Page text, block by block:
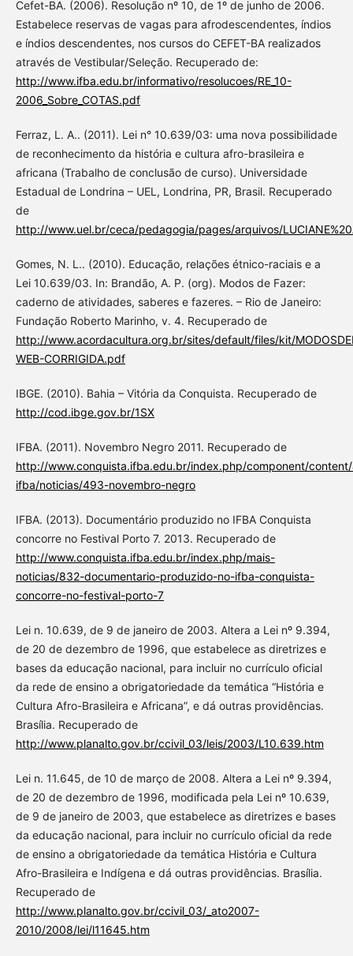
Cefet-BA. (2006). Resolução nº 10, de 1º de junho de 2006.
Estabelece reservas de vagas para afrodescendentes, índios
e índios descendentes, nos cursos do CEFET-BA realizados
através de Vestibular/Seleção. Recuperado de:
http://www.ifba.edu.br/informativo/resolucoes/RE_10-
2006_Sobre_COTAS.pdf
Ferraz, L. A.. (2011). Lei n° 10.639/03: uma nova possibilidade
de reconhecimento da história e cultura afro-brasileira e
africana (Trabalho de conclusão de curso). Universidade
Estadual de Londrina – UEL, Londrina, PR, Brasil. Recuperado
de
http://www.uel.br/ceca/pedagogia/pages/arquivos/
Gomes, N. L.. (2010). Educação, relações étnico-raciais e a
Lei 10.639/03. In: Brandão, A. P. (org). Modos de Fazer:
caderno de atividades, saberes e fazeres. – Rio de Janeiro:
Fundação Roberto Marinho, v. 4. Recuperado de
http://www.acordacultura.org.br/sites/default/files/kit/
WEB-CORRIGIDA.pdf
IBGE. (2010). Bahia – Vitória da Conquista. Recuperado de
http://cod.ibge.gov.br/1SX
IFBA. (2011). Novembro Negro 2011. Recuperado de
http://www.conquista.ifba.edu.br/index.php/component/
ifba/noticias/493-novembro-negro
IFBA. (2013). Documentário produzido no IFBA Conquista
concorre no Festival Porto 7. 2013. Recuperado de
http://www.conquista.ifba.edu.br/index.php/mais-
noticias/832-documentario-produzido-no-ifba-conquista-
concorre-no-festival-porto-7
Lei n. 10.639, de 9 de janeiro de 2003. Altera a Lei nº 9.394,
de 20 de dezembro de 1996, que estabelece as diretrizes e
bases da educação nacional, para incluir no currículo oficial
da rede de ensino a obrigatoriedade da temática “História e
Cultura Afro-Brasileira e Africana”, e dá outras providências.
Brasília. Recuperado de
http://www.planalto.gov.br/ccivil_03/leis/2003/L10.639.htm
Lei n. 11.645, de 10 de março de 2008. Altera a Lei nº 9.394,
de 20 de dezembro de 1996, modificada pela Lei nº 10.639,
de 9 de janeiro de 2003, que estabelece as diretrizes e bases
da educação nacional, para incluir no currículo oficial da rede
de ensino a obrigatoriedade da temática História e Cultura
Afro-Brasileira e Indígena e dá outras providências. Brasília.
Recuperado de
http://www.planalto.gov.br/ccivil_03/_ato2007-
2010/2008/lei/l11645.htm